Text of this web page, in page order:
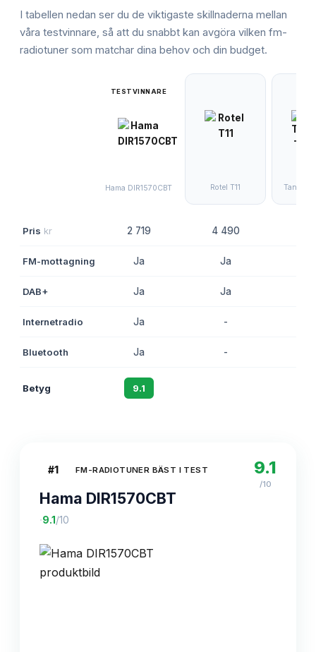
I tabellen nedan ser du de viktigaste skillnaderna mellan
våra testvinnare, så att du snabbt kan avgöra vilken fm-
radiotuner som matchar dina behov och din budget.
TESTVINNARE
Hama DIR1570CBT Rotel T11 Tangent
Pris kr 2 719 4 490
FM-mottagning Ja Ja
DAB+ Ja Ja
Internetradio Ja -
Bluetooth Ja -
Betyg 9.1
#1 FM-RADIOTUNER BÄST I TEST
Hama DIR1570CBT
·9.1 /10
9.1
/10